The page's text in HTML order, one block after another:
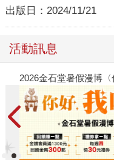
出版日： 2024/11/21
活動訊息
2026金石堂暑假漫博〈